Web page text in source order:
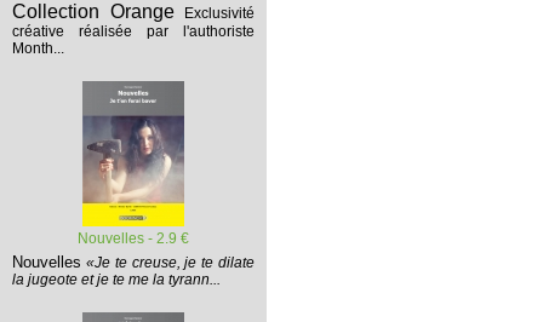
Collection Orange
Exclusivité
créative réalisée par l'authoriste
Month...
Nouvelles - 2.9 €
Nouvelles «Je te creuse, je te dilate
la jugeote et je te me la tyrann...